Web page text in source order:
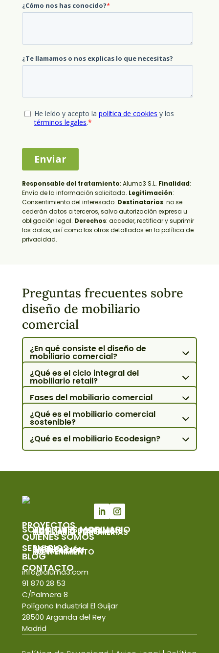
Responsable del tratamiento: Aluma3 S.L. Finalidad:
Envío de la información solicitada. Legitimación:
Consentimiento del interesado. Destinatarios: no se
cederán datos a terceros, salvo autorización expresa u
obligación legal. Derechos: acceder, rectificar y suprimir
los datos, así como los otros detallados en la política de
privacidad.
Preguntas frecuentes sobre
diseño de mobiliario
comercial
¿En qué consiste el diseño de
mobiliario comercial?
¿Qué es el ciclo integral del
mobiliario retail?
Fases del mobiliario comercial
¿Qué es el mobiliario comercial
sostenible?
¿Qué es el mobiliario Ecodesign?
PROYECTOS
SOLUCIONES MOBILIARIO
MOBILIARIO SOSTENIBLE
MOBILIARIO JOYERÍAS
MOBILIARIO PERFUMERÍAS
QUIÉNES SOMOS
SERVICIOS
DISEÑO
FABRICACIÓN
INSTALACIÓN
MANTENIMIENTO
BLOG
CONTACTO
info@aluma3.com
91 870 28 53
C/Palmera 8
Polígono Industrial El Guijar
28500 Arganda del Rey
Madrid